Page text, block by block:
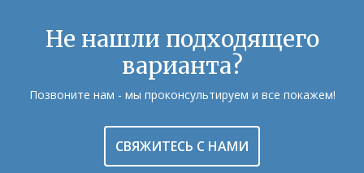
Не нашли подходящего
варианта?
Позвоните нам - мы проконсультируем и все покажем!
СВЯЖИТЕСЬ С НАМИ